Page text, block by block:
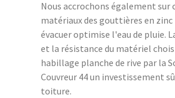
Nous accrochons également sur
matériaux des gouttières en zinc
évacuer optimise l'eau de pluie.
et la résistance du matériel
habillage planche de rive par la
Couvreur 44 un investissement
toiture.